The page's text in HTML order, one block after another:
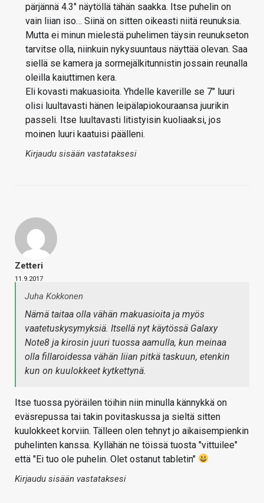
pärjännä 4.3″ näytöllä tähän saakka. Itse puhelin on
vain liian iso… Siinä on sitten oikeasti niitä reunuksia.
Mutta ei minun mielestä puhelimen täysin reunukseton
tarvitse olla, niinkuin nykysuuntaus näyttää olevan. Saa
siellä se kamera ja sormejälkitunnistin jossain reunalla
oleilla kaiuttimen kera.
Eli kovasti makuasioita. Yhdelle kaverille se 7″ luuri
olisi luultavasti hänen leipälapiokouraansa juurikin
passeli. Itse luultavasti litistyisin kuoliaaksi, jos
moinen luuri kaatuisi päälleni.
Kirjaudu sisään vastataksesi
Zetteri
11.9.2017
Juha Kokkonen
Nämä taitaa olla vähän makuasioita ja myös
vaatetuskysymyksiä. Itsellä nyt käytössä Galaxy
Note8 ja kirosin juuri tuossa aamulla, kun meinaa
olla fillaroidessa vähän liian pitkä taskuun, etenkin
kun on kuulokkeet kytkettynä.
Itse tuossa pyöräilen töihin niin minulla kännykkä on
eväsrepussa tai takin povitaskussa ja sieltä sitten
kuulokkeet korviin. Tälleen olen tehnyt jo aikaisempienkin
puhelinten kanssa. Kyllähän ne töissä tuosta "vittuilee"
että "Ei tuo ole puhelin. Olet ostanut tabletin"
Kirjaudu sisään vastataksesi